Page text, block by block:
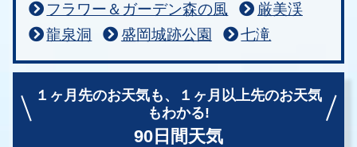
フラワー＆ガーデン森の風
厳美渓
龍泉洞
盛岡城跡公園 七滝
１ヶ月先のお天気も、
１ヶ月以上先のお天気
もわかる!
90日間天気